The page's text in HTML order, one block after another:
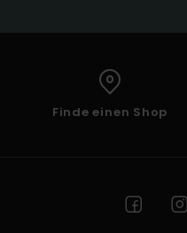
Finde einen Shop